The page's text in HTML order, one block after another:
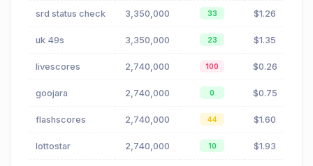
srd status check 3,350,000 33 $1.26
uk 49s 3,350,000 23 $1.35
livescores 2,740,000 100 $0.26
goojara 2,740,000 0 $0.75
flashscores 2,740,000 44 $1.60
lottostar 2,740,000 10 $1.93